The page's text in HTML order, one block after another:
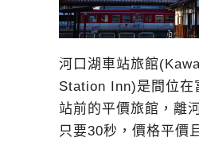
河口湖車站旅館
Station Inn)是間位在
站前的平價旅館，離
只要30秒，價格平價